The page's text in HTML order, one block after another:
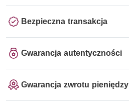
Bezpieczna transakcja
Gwarancja autentyczności
Gwarancja zwrotu pieniędzy